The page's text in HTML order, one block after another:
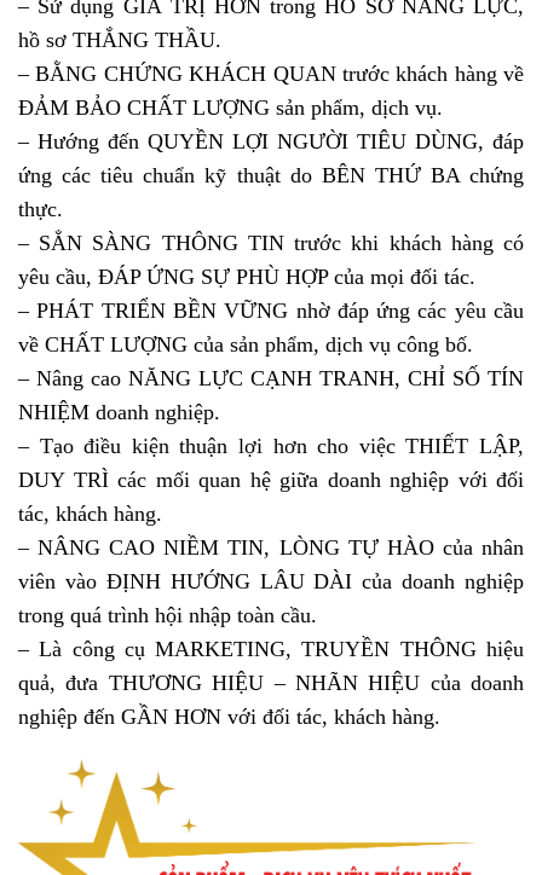
– Sử dụng GIÁ TRỊ HƠN trong HỒ SƠ NĂNG LỰC,
hồ sơ THẮNG THẦU.
– BẰNG CHỨNG KHÁCH QUAN trước khách hàng về
ĐẢM BẢO CHẤT LƯỢNG sản phẩm, dịch vụ.
– Hướng đến QUYỀN LỢI NGƯỜI TIÊU DÙNG, đáp
ứng các tiêu chuẩn kỹ thuật do BÊN THỨ BA chứng
thực.
– SẲN SÀNG THÔNG TIN trước khi khách hàng có
yêu cầu, ĐÁP ỨNG SỰ PHÙ HỢP của mọi đối tác.
– PHÁT TRIỂN BỀN VỮNG nhờ đáp ứng các yêu cầu
về CHẤT LƯỢNG của sản phẩm, dịch vụ công bố.
– Nâng cao NĂNG LỰC CẠNH TRANH, CHỈ SỐ TÍN
NHIỆM doanh nghiệp.
– Tạo điều kiện thuận lợi hơn cho việc THIẾT LẬP,
DUY TRÌ các mối quan hệ giữa doanh nghiệp với đối
tác, khách hàng.
– NÂNG CAO NIỀM TIN, LÒNG TỰ HÀO của nhân
viên vào ĐỊNH HƯỚNG LÂU DÀI của doanh nghiệp
trong quá trình hội nhập toàn cầu.
– Là công cụ MARKETING, TRUYỀN THÔNG hiệu
quả, đưa THƯƠNG HIỆU – NHÃN HIỆU của doanh
nghiệp đến GẦN HƠN với đối tác, khách hàng.